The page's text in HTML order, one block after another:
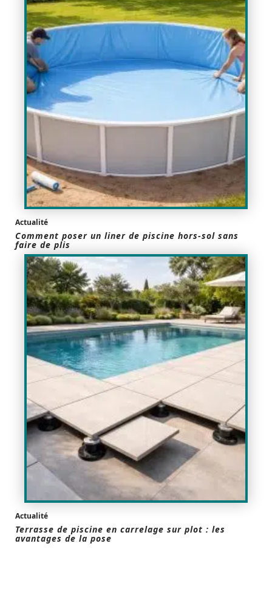
Actualité
Comment poser un liner de piscine hors-sol sans
faire de plis
Actualité
Terrasse de piscine en carrelage sur plot : les
avantages de la pose